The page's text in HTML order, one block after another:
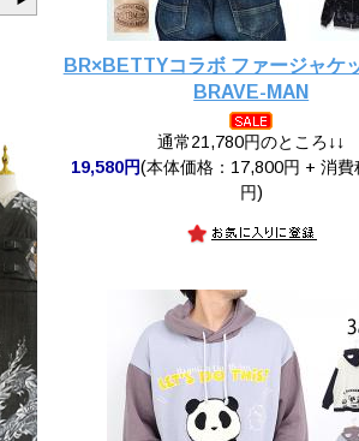
BR×BETTYコラボ ファージャケ
BRAVE-MAN
通常21,780円のところ↓↓
19,580円(本体価格：17,800円 + 消費
円)